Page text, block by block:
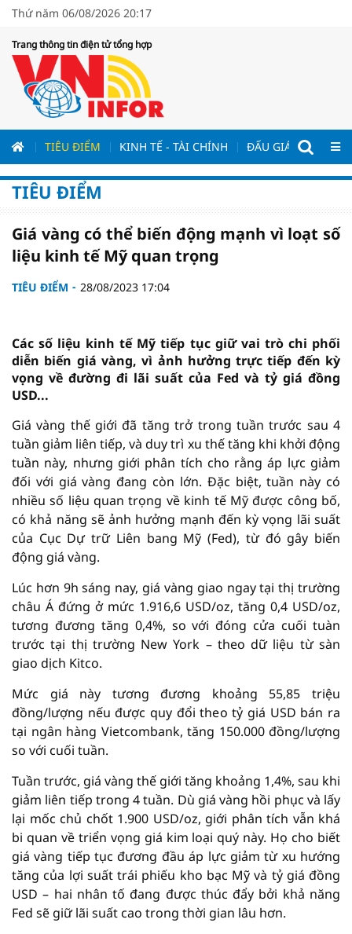
Thứ năm 06/08/2026 20:17
Trang thông tin điện tử tổng hợp
TIÊU ĐIỂM KINH TẾ - TÀI CHÍNH ĐẤU GIÁ - ĐẤU
TIÊU ĐIỂM
Giá vàng có thể biến động mạnh vì loạt số
liệu kinh tế Mỹ quan trọng
TIÊU ĐIỂM 28/08/2023 17:04
Các số liệu kinh tế Mỹ tiếp tục giữ vai trò chi phối
diễn biến giá vàng, vì ảnh hưởng trực tiếp đến kỳ
vọng về đường đi lãi suất của Fed và tỷ giá đồng
USD...
Giá vàng thế giới đã tăng trở trong tuần trước sau 4
tuần giảm liên tiếp, và duy trì xu thế tăng khi khởi động
tuần này, nhưng giới phân tích cho rằng áp lực giảm
đối với giá vàng đang còn lớn. Đặc biệt, tuần này có
nhiều số liệu quan trọng về kinh tế Mỹ được công bố,
có khả năng sẽ ảnh hưởng mạnh đến kỳ vọng lãi suất
của Cục Dự trữ Liên bang Mỹ (Fed), từ đó gây biến
động giá vàng.
Lúc hơn 9h sáng nay, giá vàng giao ngay tại thị trường
châu Á đứng ở mức 1.916,6 USD/oz, tăng 0,4 USD/oz,
tương đương tăng 0,4%, so với đóng cửa cuối tuàn
trước tại thị trường New York – theo dữ liệu từ sàn
giao dịch Kitco.
Mức giá này tương đương khoảng 55,85 triệu
đồng/lượng nếu được quy đổi theo tỷ giá USD bán ra
tại ngân hàng Vietcombank, tăng 150.000 đồng/lượng
so với cuối tuần.
Tuần trước, giá vàng thế giới tăng khoảng 1,4%, sau khi
giảm liên tiếp trong 4 tuần. Dù giá vàng hồi phục và lấy
lại mốc chủ chốt 1.900 USD/oz, giới phân tích vẫn khá
bi quan về triển vọng giá kim loại quý này. Họ cho biết
giá vàng tiếp tục đương đầu áp lực giảm từ xu hướng
tăng của lợi suất trái phiếu kho bạc Mỹ và tỷ giá đồng
USD – hai nhân tố đang được thúc đẩy bởi khả năng
Fed sẽ giữ lãi suất cao trong thời gian lâu hơn.